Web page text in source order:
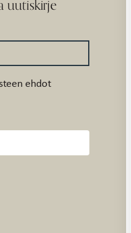
uutiskirje
ehdot